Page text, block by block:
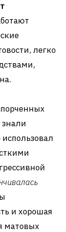
легко
и хорошая
матовых